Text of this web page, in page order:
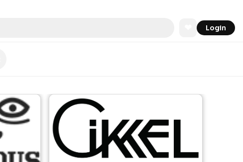
Login